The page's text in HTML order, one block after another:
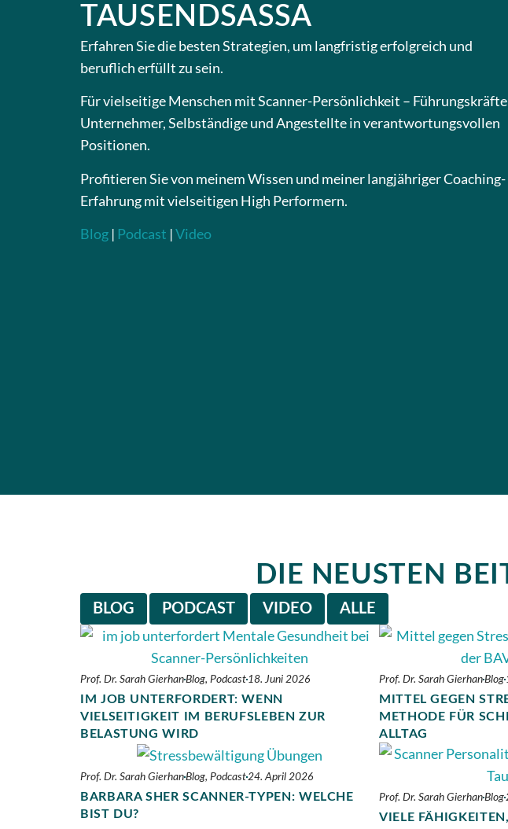
TAUSENDSASSA
Erfahren Sie die besten Strategien, um langfristig erfolgreich und
beruflich erfüllt zu sein.
Für vielseitige Menschen mit Scanner-Persönlichkeit –
Unternehmer, Selbständige und Angestellte in verantwortungsvollen
Positionen.
Profitieren Sie von meinem Wissen und meiner langjähriger Coaching-
Erfahrung mit vielseitigen High Performern.
Blog | Podcast |Video
DIE NEUSTEN
BLOG PODCAST VIDEO ALLE
Prof. Dr. Sarah GierhanBlog, Podcast 18. Juni 2026
IM JOB UNTERFORDERT: WENN
VIELSEITIGKEIT IM BERUFSLEBEN ZUR
BELASTUNG WIRD
Prof. Dr. Sarah GierhanBlog
MITTEL GEGEN
METHODE FÜR
ALLTAG
Prof. Dr. Sarah GierhanBlog, Podcast24. April 2026
BARBARA SHER SCANNER-TYPEN: WELCHE
BIST DU?
Prof. Dr. Sarah GierhanBlog
VIELE